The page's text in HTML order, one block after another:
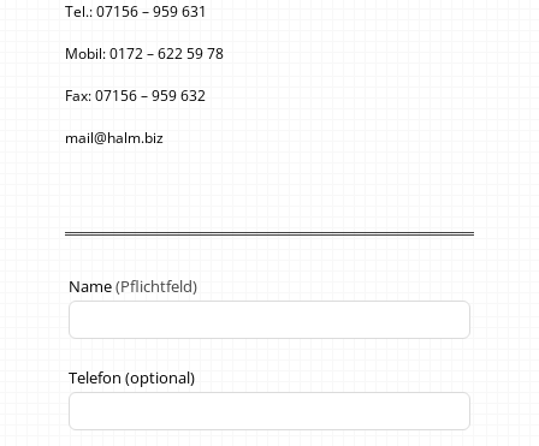
Tel.: 07156 – 959 631
Mobil: 0172 – 622 59 78
Fax: 07156 – 959 632
mail@halm.biz
Lass
dieses
leer
Name(Pflichtfeld)
Telefon (optional)